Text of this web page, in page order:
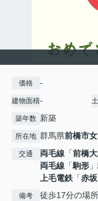
価格 -
建物面積-
築年数 新築
所在地 群馬県前橋市
交通 両毛線 「前橋
両毛線 「駒形
上毛電鉄 「赤坂
備考
徒歩17分の場